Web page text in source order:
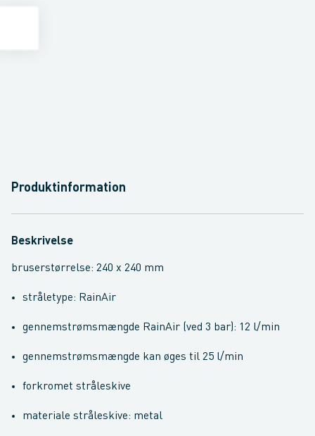
Produktinformation
Beskrivelse
bruserstørrelse: 240 x 240 mm
stråletype: RainAir
gennemstrømsmængde RainAir (ved 3 bar): 12 l/min
gennemstrømsmængde kan øges til 25 l/min
forkromet stråleskive
materiale stråleskive: metal